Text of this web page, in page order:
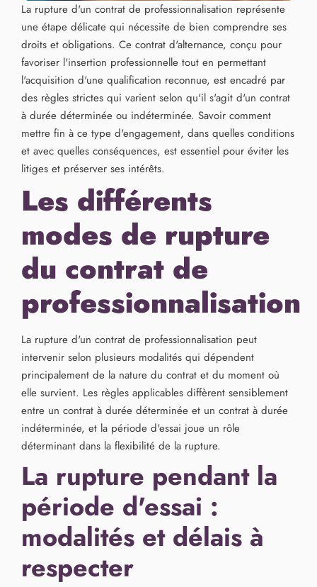
La rupture d'un contrat de professionnalisation représente
une étape délicate qui nécessite de bien comprendre ses
droits et obligations. Ce contrat d'alternance, conçu pour
favoriser l'insertion professionnelle tout en permettant
l'acquisition d'une qualification reconnue, est encadré par
des règles strictes qui varient selon qu'il s'agit d'un contrat
à durée déterminée ou indéterminée. Savoir comment
mettre fin à ce type d'engagement, dans quelles conditions
et avec quelles conséquences, est essentiel pour éviter les
litiges et préserver ses intérêts.
Les différents
modes de rupture
du contrat de
professionnalisation
La rupture d'un contrat de professionnalisation peut
intervenir selon plusieurs modalités qui dépendent
principalement de la nature du contrat et du moment où
elle survient. Les règles applicables diffèrent sensiblement
entre un contrat à durée déterminée et un contrat à durée
indéterminée, et la période d'essai joue un rôle
déterminant dans la flexibilité de la rupture.
La rupture pendant la
période d'essai :
modalités et délais à
respecter